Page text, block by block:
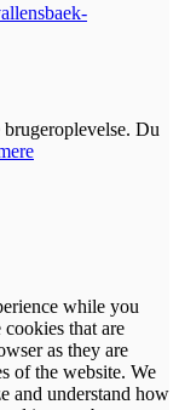
Du
while you
that are
as they are
of the website. We
and understand how